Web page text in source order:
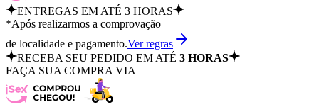
ENTREGAS EM ATÉ 3 HORAS
*Após realizarmos a comprovação
de localidade e pagamento.Ver regras
RECEBA SEU PEDIDO EM ATÉ 3 HORAS
FAÇA SUA COMPRA VIA